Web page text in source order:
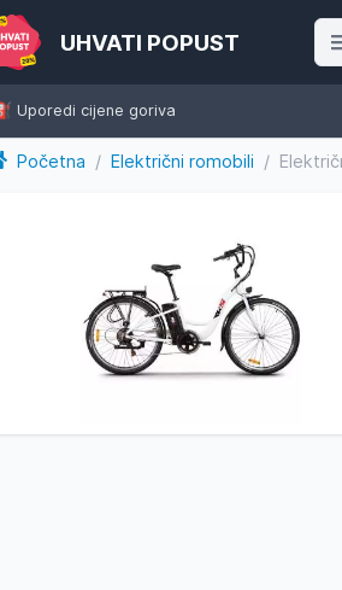
UHVATI POPUST
Uporedi cijene goriva
Početna / Električni romobili /